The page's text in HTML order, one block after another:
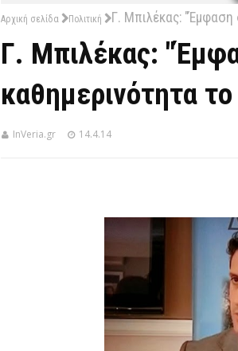
Αρχική σελίδα Πολιτική Γ. Μπιλέκας: "Έμφαση
Γ. Μπιλέκας:
καθημερινότητα
InVeria.gr 14.4.14